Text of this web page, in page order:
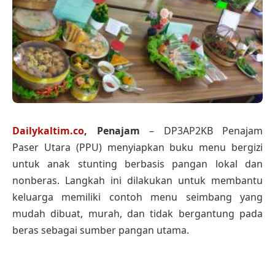
Dailykaltim.co, Penajam – DP3AP2KB Penajam
Paser Utara (PPU) menyiapkan buku menu bergizi
untuk anak stunting berbasis pangan lokal dan
nonberas. Langkah ini dilakukan untuk membantu
keluarga memiliki contoh menu seimbang yang
mudah dibuat, murah, dan tidak bergantung pada
beras sebagai sumber pangan utama.